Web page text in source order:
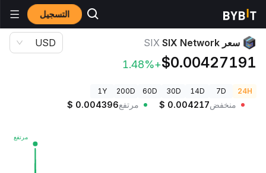
التسجيل أسعار العملات الرقمية
سعر SIX Network SIX
$0.00427191
+1.48%
USD
24H
7D
14D
30D
60D
200D
1Y
منخفض $ 0.004217 مرتفع $ 0.004396